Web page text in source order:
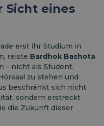
Sicht eines
erst ihr Studium in
reiste Bardhok Bashota
– nicht als Student,
zu stehen und
beschränkt sich nicht
sondern erstreckt
die Zukunft dieser